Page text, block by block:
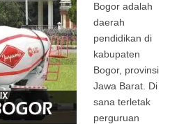
Bogor adalah
daerah
pendidikan di
kabupaten
Bogor, provinsi
Jawa Barat. Di
sana terletak
perguruan